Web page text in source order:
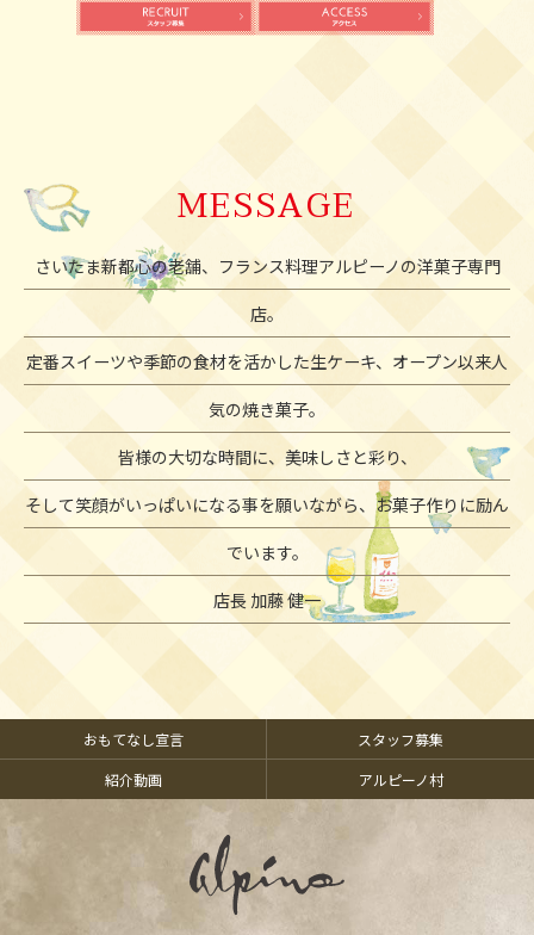
MESSAGE
さいたま新都心の老舗、フランス料理アルピーノの洋菓子専門
店。
定番スイーツや季節の食材を活かした生ケーキ、オープン以来人
気の焼き菓子。
皆様の大切な時間に、美味しさと彩り、
そして笑顔がいっぱいになる事を願いながら、お菓子作りに励ん
でいます。
店長 加藤 健一
おもてなし宣言
スタッフ募集
紹介動画
アルピーノ村